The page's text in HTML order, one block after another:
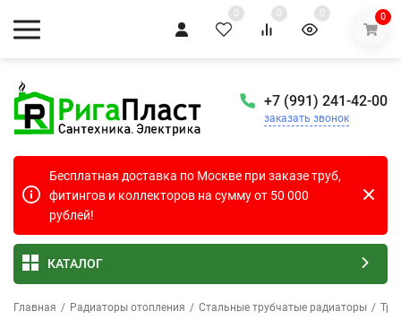
0 0 0 0
+7 (991) 241-42-00
заказать звонок
Бесплатная доставка по Москве при заказе труб,
фитингов и коллекторов на сумму от 50 000
рублей!
КАТАЛОГ
Главная / Радиаторы отопления / Стальные трубчатые радиаторы /